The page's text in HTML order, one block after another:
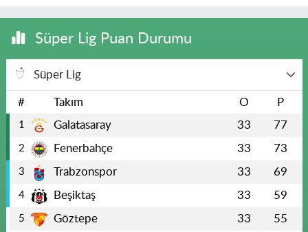
Süper Lig Puan Durumu
Süper Lig
# Takım O P
1 Galatasaray 33 77
2 Fenerbahçe 33 73
3 Trabzonspor 33 69
4 Beşiktaş 33 59
5 Göztepe 33 55